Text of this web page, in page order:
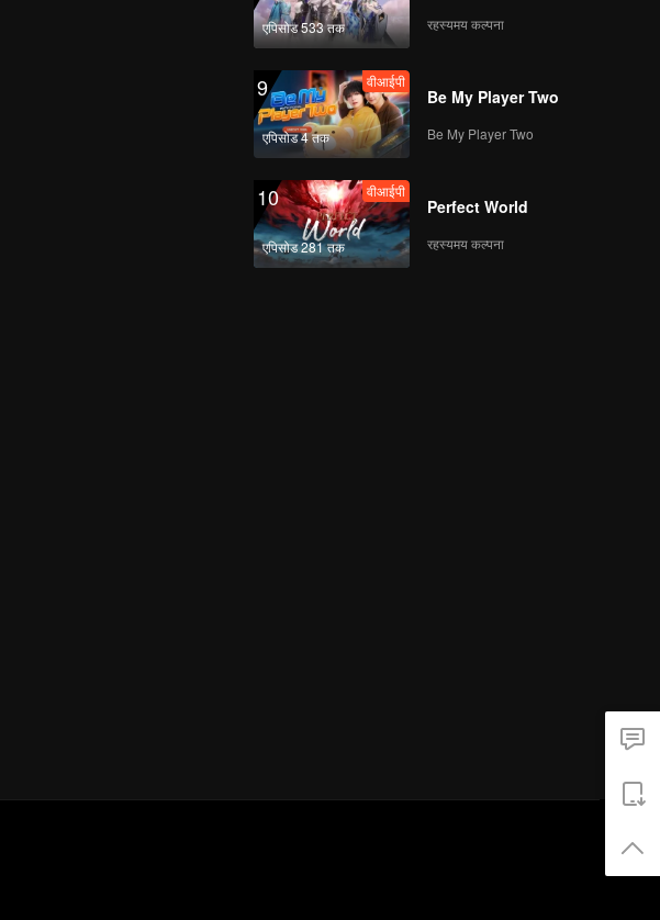
एपिसोड 533 तक रहस्यमय कल्पना
9
एपिसोड 4 तक
वीआईपी
Be My Player Two
Be My Player Two
10
एपिसोड 281 तक
वीआईपी
Perfect World
रहस्यमय कल्पना